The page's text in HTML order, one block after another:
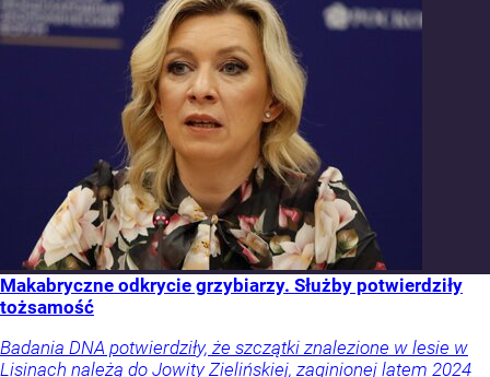
Makabryczne odkrycie grzybiarzy. Służby potwierdziły
tożsamość
Badania DNA potwierdziły, że szczątki znalezione w lesie w
Lisinach należą do Jowity Zielińskiej, zaginionej latem 2024